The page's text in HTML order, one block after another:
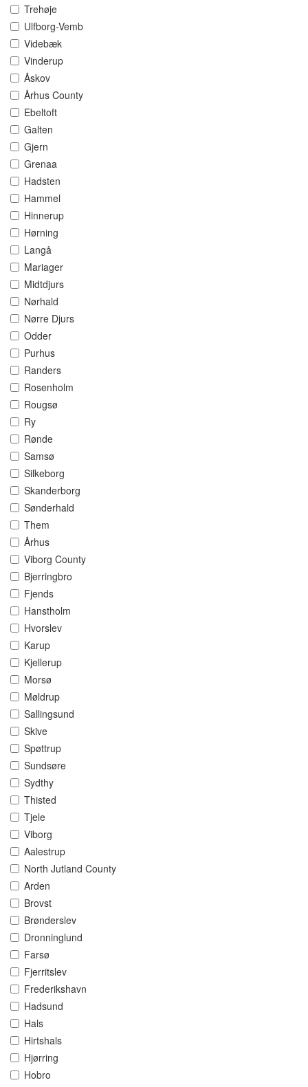
Trehøje
Ulfborg-Vemb
Videbæk
Vinderup
Åskov
Århus County
Ebeltoft
Galten
Gjern
Grenaa
Hadsten
Hammel
Hinnerup
Hørning
Langå
Mariager
Midtdjurs
Nørhald
Nørre Djurs
Odder
Purhus
Randers
Rosenholm
Rougsø
Ry
Rønde
Samsø
Silkeborg
Skanderborg
Sønderhald
Them
Århus
Viborg County
Bjerringbro
Fjends
Hanstholm
Hvorslev
Karup
Kjellerup
Morsø
Møldrup
Sallingsund
Skive
Spøttrup
Sundsøre
Sydthy
Thisted
Tjele
Viborg
Aalestrup
North Jutland County
Arden
Brovst
Brønderslev
Dronninglund
Farsø
Fjerritslev
Frederikshavn
Hadsund
Hals
Hirtshals
Hjørring
Hobro